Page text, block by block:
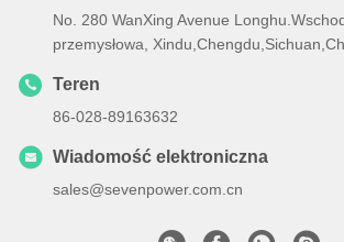
No. 280 WanXing Avenue
przemysłowa,
Teren
86-028-89163632
Wiadomość elektroniczna
sales@sevenpower.com.cn